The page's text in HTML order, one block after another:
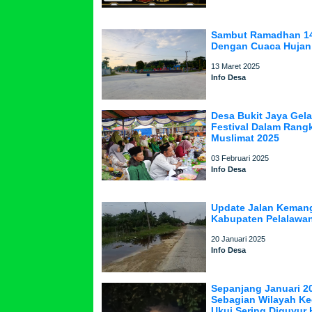
Sambut Ramadhan
Dengan Cuaca
13 Maret 2025
Info Desa
Desa Bukit Jaya
Festival Dalam
Muslimat 2025
03 Februari 2025
Info Desa
Update Jalan
Kabupaten
20 Januari 2025
Info Desa
Sepanjang Januari
Sebagian Wilayah